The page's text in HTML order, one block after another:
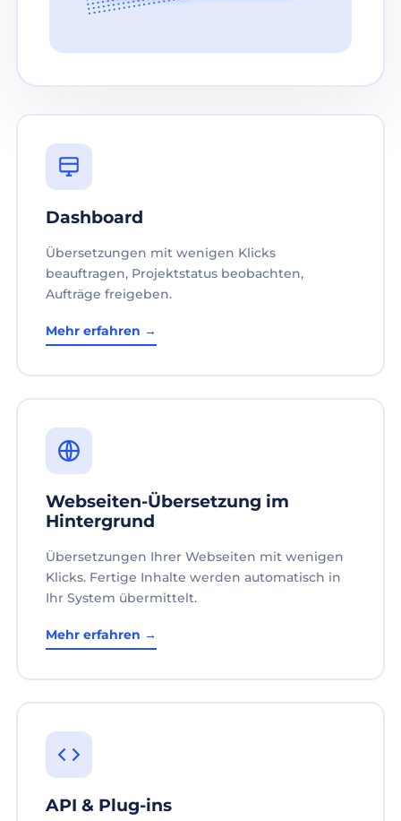
Dashboard
Übersetzungen mit wenigen Klicks
beauftragen, Projektstatus beobachten,
Aufträge freigeben.
Mehr erfahren →
Webseiten-Übersetzung im
Hintergrund
Übersetzungen Ihrer Webseiten mit wenigen
Klicks. Fertige Inhalte werden automatisch in
Ihr System übermittelt.
Mehr erfahren →
API & Plug-ins